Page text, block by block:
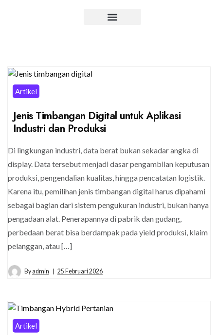
Artikel
Jenis Timbangan Digital untuk Aplikasi
Industri dan Produksi
Di lingkungan industri, data berat bukan sekadar angka di
display. Data tersebut menjadi dasar pengambilan keputusan
produksi, pengendalian kualitas, hingga pencatatan logistik.
Karena itu, pemilihan jenis timbangan digital harus dipahami
sebagai bagian dari sistem pengukuran industri, bukan hanya
pengadaan alat. Penerapannya di pabrik dan gudang,
perbedaan berat bisa berdampak pada yield produksi, klaim
pelanggan, atau […]
By admin 25 Februari 2026
Artikel